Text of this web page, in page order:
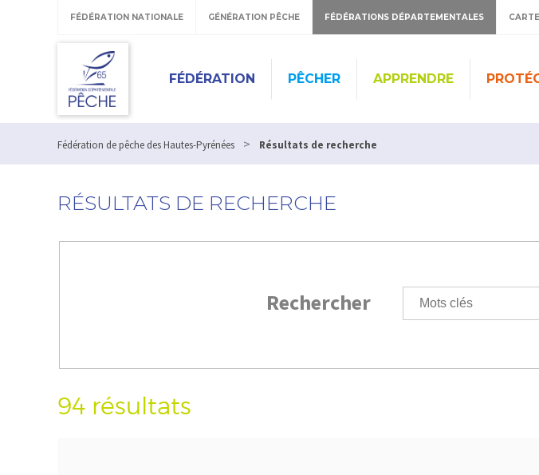
FÉDÉRATION NATIONALE GÉNÉRATION PÊCHE FÉDÉRATIONS DÉPARTEMENTALES
FÉDÉRATION PÊCHER APPRENDRE
Fédération de pêche des Hautes-Pyrénées > Résultats de recherche
RÉSULTATS DE RECHERCHE
Rechercher
94 résultats